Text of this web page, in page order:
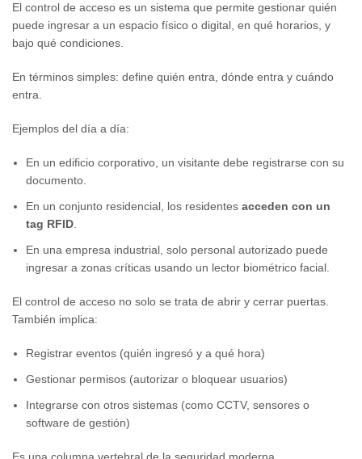
El control de acceso es un sistema que permite gestionar quién
puede ingresar a un espacio físico o digital, en qué horarios, y
bajo qué condiciones.
En términos simples: define quién entra, dónde entra y cuándo
entra.
Ejemplos del día a día:
En un edificio corporativo, un visitante debe registrarse con su
documento.
En un conjunto residencial, los residentes acceden con un
tag RFID
En una empresa industrial, solo personal autorizado puede
ingresar a zonas críticas usando un lector biométrico facial.
El control de acceso no solo se trata de abrir y cerrar puertas.
También implica:
Registrar eventos (quién ingresó y a qué hora)
Gestionar permisos (autorizar o bloquear usuarios)
Integrarse con otros sistemas (como CCTV, sensores o
software de gestión)